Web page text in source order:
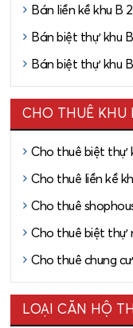
Bán liền kề khu B
Bán biệt thự khu
Bán biệt thự khu B
CHO THUÊ KHU
Cho thuê biệt thự
Cho thuê liền kề
Cho thuê
Cho thuê biệt thự
Cho thuê chung
LOẠI CĂN HỘ